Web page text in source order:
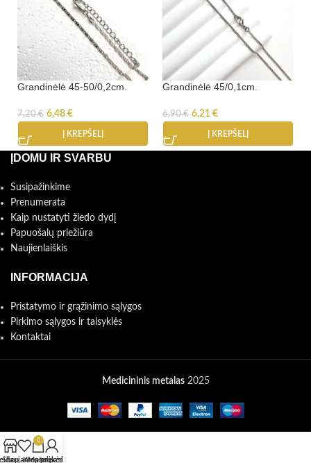
Grandinėlė 45-50/0,2cm.
7,20€ 6,48 €
Į KREPŠELĮ
Grandinėlė 45/0,1cm.
6,90€ 6,21 €
Į KREPŠELĮ
ĮDOMU IR SVARBU
Susipažinkime
Prenumerata
Kaip nustatyti žiedo dydį
Papuošalų priežiūra
Naujienlaiškis
INFORMACIJA
Pristatymo ir grąžinimo sąlygos
Pirkimo sąlygos ir taisyklės
Kontaktai
Medicininis metalas2025
Shop prekės
0
Krepšelis
Mano paskyra